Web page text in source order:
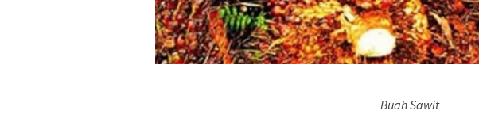
Buah Sawit